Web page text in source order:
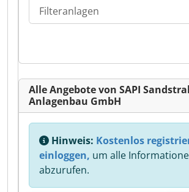
Filteranlagen
Alle Angebote von SAPI
Anlagenbau GmbH
Hinweis: Kostenlos
einloggen, um alle
abzurufen.